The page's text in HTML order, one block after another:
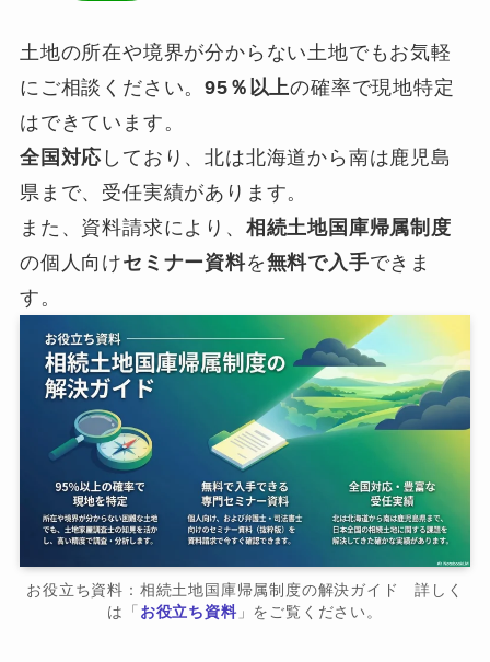
土地の所在や境界が分からない土地でもお気軽
にご相談ください。95％以上の確率で現地特定
はできています。
全国対応 しており、北は北海道から南は鹿児島
県まで、受任実績があります。
また、資料請求により、 相続土地国庫帰属制度
の個人向けセミナー資料を無料で入手できま
す。
お役立ち資料：相続土地国庫帰属制度の解決ガイド 詳しく
は「 お役立ち資料」をご覧ください。